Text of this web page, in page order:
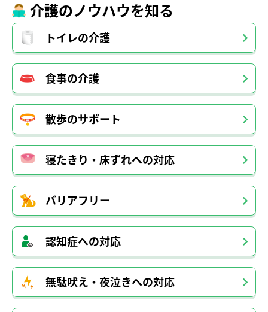
介護のノウハウを知る
トイレの介護
食事の介護
散歩のサポート
寝たきり・床ずれへの対応
バリアフリー
認知症への対応
無駄吠え・夜泣きへの対応